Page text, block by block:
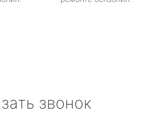
звонок